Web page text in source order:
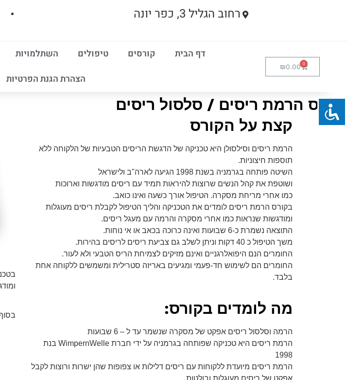
רחוב הגליל 3, כפר יונה
₪0.00
דף הבית קורסים טיפולים השתלמויות
הצהרת הגנת הפרטיות
קורס הרמת ריסים / סלסול ריסים
קצת על הקורס
הרמת ריסים וסילסולן היא טכניקה של הדגשת הריסים הטבעיות של הלקוחה ללא
תוספות חיצוניות.
השיטה פותחה בגרמניה בשנת 1998 הגיעה לארה"ב ולישראל
ושוטפת את קהל הנשים שרוצות להיראות תמיד עם ריסים מודגשות וארוכות
כמו אחרי מריחת מסקרה. הטיפול אורך כשעה ואינו כואב.
בקורס הרמת ריסים לומדים את הטכניקה והליך הטיפול לקבלת ריסים מעוגלות
ומודגשות שנראות כמו אחרי מסקרה והרמה עם מעגל ריסים.
התוצאה נשמרת כ-6 שבועות ואינה כרוכה בכאב או אי נוחות.
משך הטיפול כ 40 דקות וניתן לשלב גם צביעת ריסים לריסים בהירות.
החומרים הנם היפואלרגניים ואינם מזיקים לצמיחת הריס הטבעי ולא לעור.
החומרים הם לשימוש חד-פעמי ומגיעים באריזה סטרילית ומשמשים ללקוחה אחת
בלבד.
מה לומדים בקורס:
הרמה וסלסול ריסים אפקט של מסקרה שנשמר עד ל – 6 שבועות
הרמת ריסים היא טכניקה שפותחה בגרמניה על ידי חברת WimpernWelle בנת
1998
הרמת ריסים מיועדת ללקוחות עם ריסים דלילות או צפופות שהן ישרות ורוצות לקבל
אפקט של ריסים מעוגלות ובולטות.